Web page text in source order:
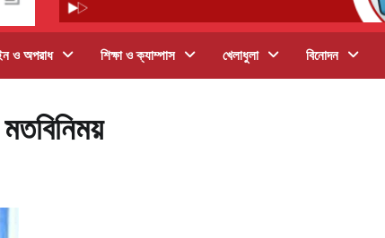
ও অপরাধ শিক্ষা ও ক্যাম্পাস খেলাধুলা বিনোদন